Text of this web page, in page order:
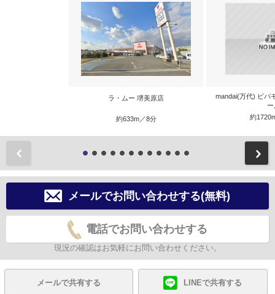
ラ・ムー 堺美原店
約633m／8分
mandai(万代) ビバ
ー
約
メールでお問い合わせする(無料)
電話でお問い合わせする
現況の確認はお気軽にお問い合わせください。
メールで共有する LINEで共有する